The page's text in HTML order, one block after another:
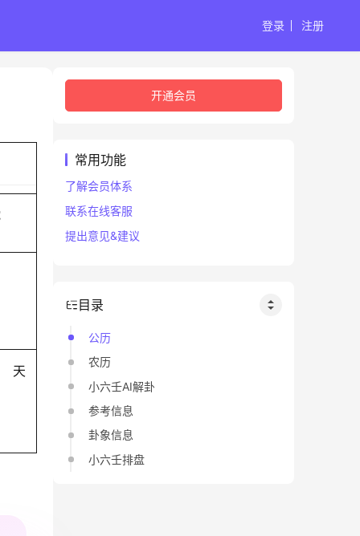
登录 注册
天
开通会员
常用功能
了解会员体系
联系在线客服
提出意见&建议
目录
公历
农历
小六壬AI解卦
参考信息
卦象信息
小六壬排盘